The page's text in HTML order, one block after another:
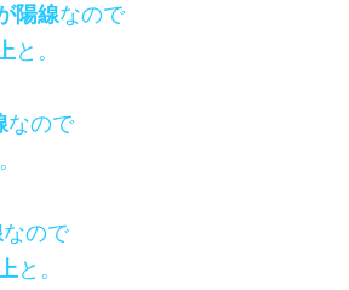
陽線なので
と。
なので
なので
と。